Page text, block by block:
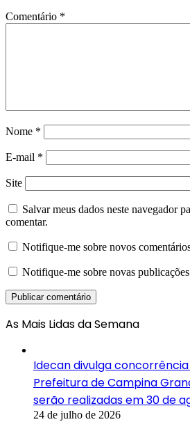
Comentário *
Nome *
E-mail *
Site
Salvar meus dados neste navegador
comentar.
Notifique-me sobre novos
Notifique-me sobre novas
As Mais Lidas da Semana
Idecan divulga
Prefeitura de Campina
serão realizadas em 30 de
24 de julho de 2026